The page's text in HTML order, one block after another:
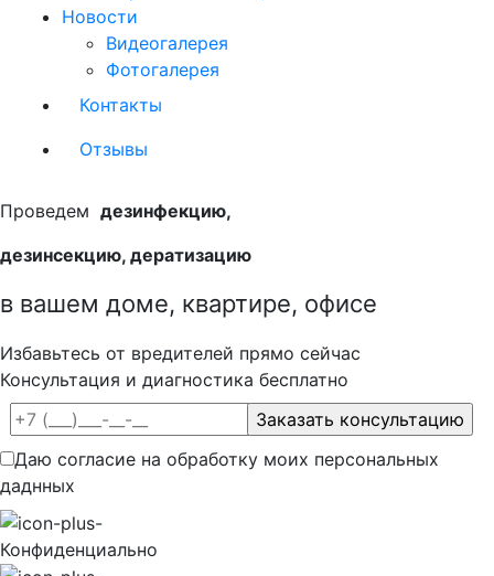
Новости
Видеогалерея
Фотогалерея
Контакты
Отзывы
Проведем дезинфекцию,
дезинсекцию, дератизацию
в вашем доме, квартире, офисе
Избавьтесь от вредителей прямо сейчас
Консультация и диагностика бесплатно
Даю согласие на обработку моих персональных
даднных
Конфиденциально